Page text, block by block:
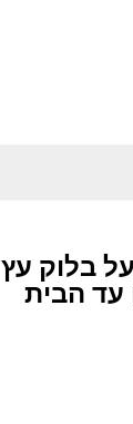
בלוק עץ
עד הבית